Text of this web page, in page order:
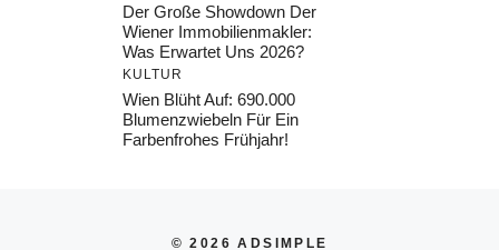
Der Große Showdown Der
Wiener Immobilienmakler:
Was Erwartet Uns 2026?
KULTUR
Wien Blüht Auf: 690.000
Blumenzwiebeln Für Ein
Farbenfrohes Frühjahr!
© 2026 ADSIMPLE